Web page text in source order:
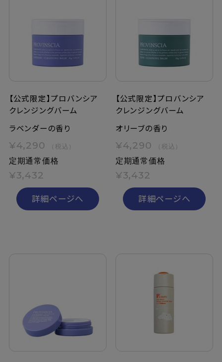
【公式限定】プロバンシア
クレンジングバーム
ラベンダーの香り
¥4,290 （税込）
定期通常価格
¥3,432
詳細ページへ
【公式限定】プロバンシア
クレンジングバーム
オリーブの香り
¥4,290 （税込）
定期通常価格
¥3,432
詳細ページへ